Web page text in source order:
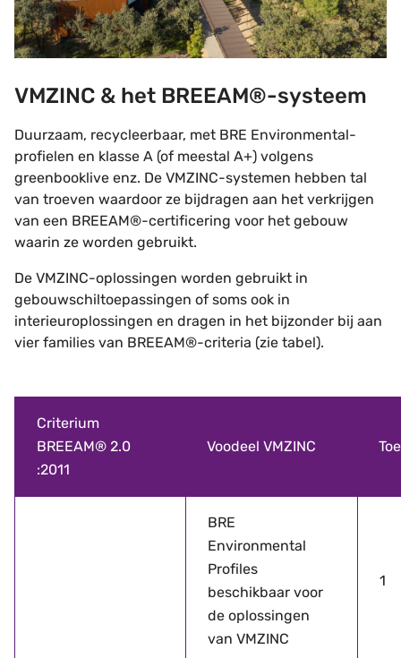
VMZINC & het BREEAM®-systeem
Duurzaam, recycleerbaar, met BRE Environmental-
profielen en klasse A (of meestal A+) volgens
greenbooklive enz. De VMZINC-systemen hebben tal
van troeven waardoor ze bijdragen aan het verkrijgen
van een BREEAM®-certificering voor het gebouw
waarin ze worden gebruikt.
De VMZINC-oplossingen worden gebruikt in
gebouwschiltoepassingen of soms ook in
interieuroplossingen en dragen in het bijzonder bij aan
vier families van BREEAM®-criteria (zie tabel).
Criterium
BREEAM® 2.0
:2011
Voodeel VMZINC
BRE
Environmental
Profiles
beschikbaar voor
de oplossingen
van VMZINC
1